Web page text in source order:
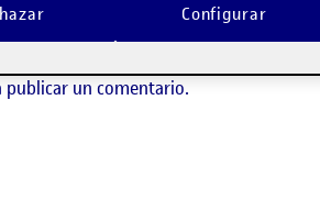
publicar un comentario.
Configurar